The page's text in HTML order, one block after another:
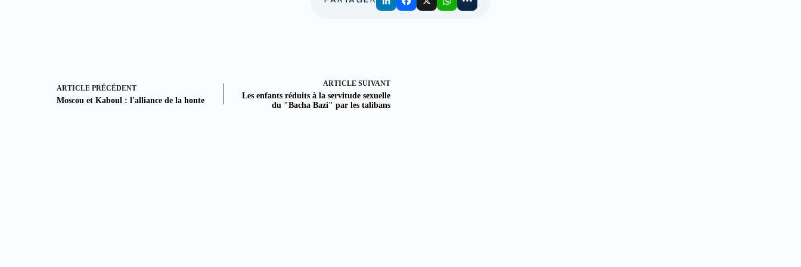
ARTICLE PRÉCÉDENT
Moscou et Kaboul : l'alliance de la honte
ARTICLE SUIVANT
Les enfants réduits à la servitude sexuelle
du "Bacha Bazi" par les talibans